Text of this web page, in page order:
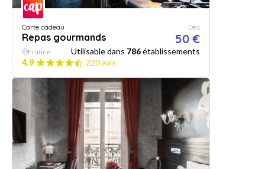
Carte cadeau
Repas gourmands
Dès
50 €
France Utilisable dans 786établissements
4.9
220 avis